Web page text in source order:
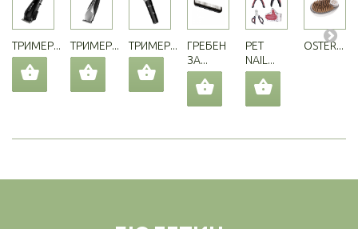
ТРИМЕР... ТРИМЕР... ТРИМЕР...
ГРЕБЕН
ЗА...
PET
NAIL...
OSTER...